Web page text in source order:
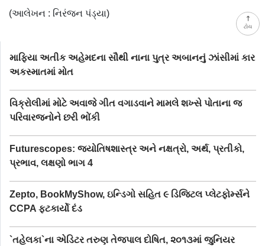
ટોચ
(આલેખન : નિરંજન પંડ્યા)
માફિયા અતીક અહેમદના સૌથી નાના પુત્ર અબાનનું ઝાંસીમાં કાર
અકસ્માતમાં મોત
વિક્રોલીમાં મોટે અવાજે ગીત વગાડવાને મામલે શખ્સે પોતાના જ
પરિવારજનોને છરી ભોંકી
Futurescopes: જ્યોતિષશાસ્ત્ર અને નક્ષત્રો, અર્થ, પ્રતીકો,
પ્રભાવ, લક્ષણો ભાગ 4
Zepto, BookMyShow, ઇન્ડિગો સહિત ૯ ડિજિટલ પ્લેટફોર્મ્સને
CCPA ફટકાર્યો દંડ
`તહેલકા`ના એડિટર તરુણ તેજપાલ દોષિત, ૨૦૧૩માં જુનિયર